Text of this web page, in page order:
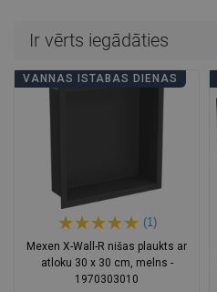
Ir vērts iegādāties
VANNAS ISTABAS DIENAS
(1)
Mexen X-Wall-R nišas plaukts ar
atloku 30 x 30 cm, melns -
1970303010